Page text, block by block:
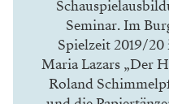
Seminar. Im
Spielzeit 2019/
Maria Lazars „Der
Roland